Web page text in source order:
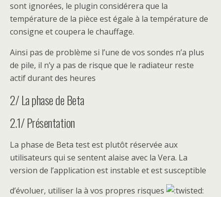
sont ignorées, le plugin considérera que la
température de la pièce est égale à la température de
consigne et coupera le chauffage.
Ainsi pas de problème si l’une de vos sondes n’a plus
de pile, il n’y a pas de risque que le radiateur reste
actif durant des heures
2/ La phase de Beta
2.1/ Présentation
La phase de Beta test est plutôt réservée aux
utilisateurs qui se sentent alaise avec la Vera. La
version de l’application est instable et est susceptible
d’évoluer, utiliser la à vos propres risques